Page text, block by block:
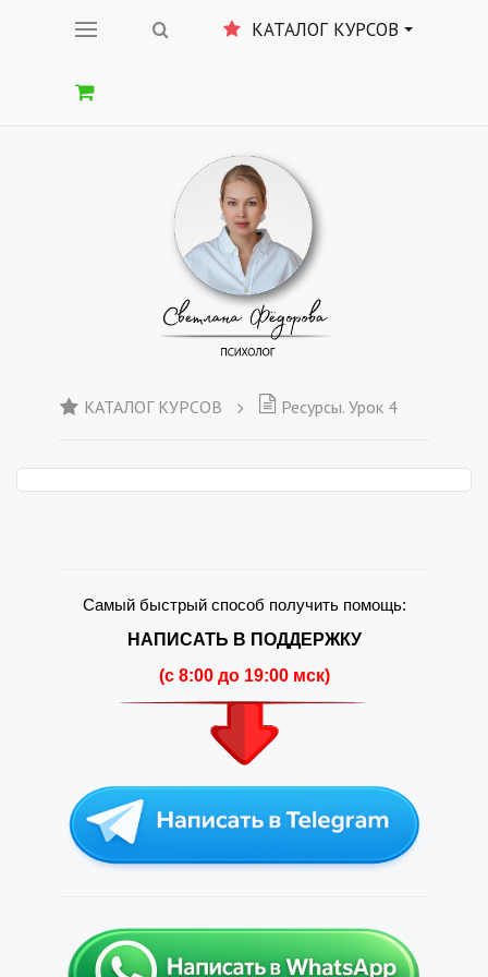
КАТАЛОГ КУРСОВ
КАТАЛОГ КУРСОВ Ресурсы. Урок 4
Самый быстрый способ получить помощь:
НАПИСАТЬ В ПОДДЕРЖКУ
(c 8:00 до 19:00 мск)